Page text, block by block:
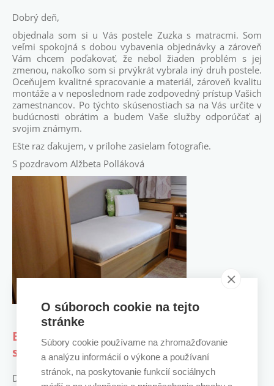
Ešte raz veľka vďaka a prajem ešte veľa
spokojných zákazníkov.
Dobrý deň,
Dobrý deň,
objednala som si u Vás postele Zuzka s matracmi. Som
veľmi spokojná s dobou vybavenia objednávky a zároveň
Vám chcem poďakovať, že nebol žiaden problém s jej
zmenou, nakoľko som si prvýkrát vybrala iný druh postele.
Oceňujem kvalitné spracovanie a materiál, zároveň kvalitu
montáže a v neposlednom rade zodpovedný prístup Vašich
zamestnancov. Po týchto skúsenostiach sa na Vás určite v
budúcnosti obrátim a budem Vaše služby odporúčať aj
svojim známym.
Ešte raz ďakujem, v prílohe zasielam fotografie.
S pozdravom Alžbeta Polláková
O súboroch cookie na tejto
stránke
Súbory cookie používame na zhromažďovanie
a analýzu informácií o výkone a používaní
stránok, na poskytovanie funkcií sociálnych